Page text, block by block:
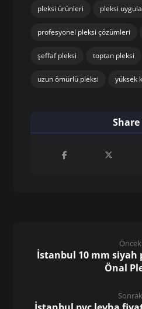
pleksi ürünleri pleksi
profesyonel pleksi çözümleri
şeffaf pleksi toptan pleksi
uzun ömürlü pleksi yüksek
Önceki
İstanbul 10 mm siyah
Önal